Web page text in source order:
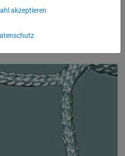
akzeptieren